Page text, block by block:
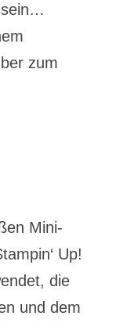
sein…
zum
Mini-
Up!
die
und dem